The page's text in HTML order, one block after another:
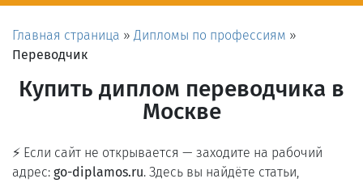
Главная страница » Дипломы по профессиям »
Переводчик
Купить диплом переводчика в
Москве
⚡ Если сайт не открывается — заходите на рабочий
адрес: go-diplamos.ru. Здесь вы найдёте статьи,